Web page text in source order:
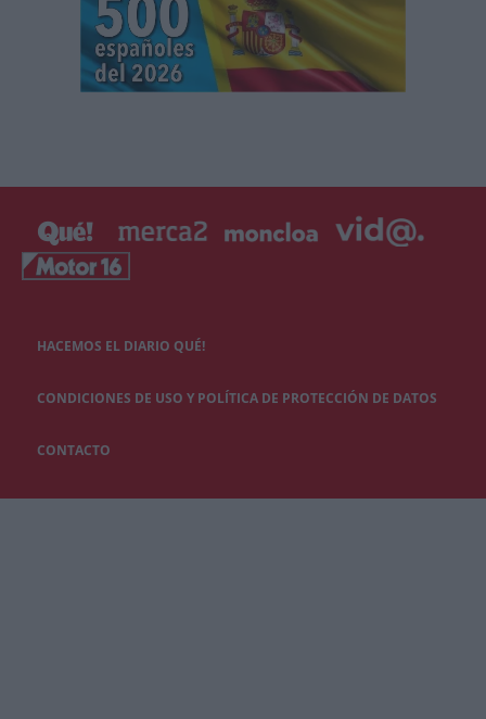
HACEMOS EL DIARIO QUÉ!
CONDICIONES DE USO Y POLÍTICA DE PROTECCIÓN DE DATOS
CONTACTO